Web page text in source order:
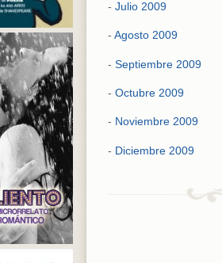
-Julio 2009
-Agosto 2009
-Septiembre 2009
-Octubre 2009
- Noviembre 2009
- Diciembre 2009